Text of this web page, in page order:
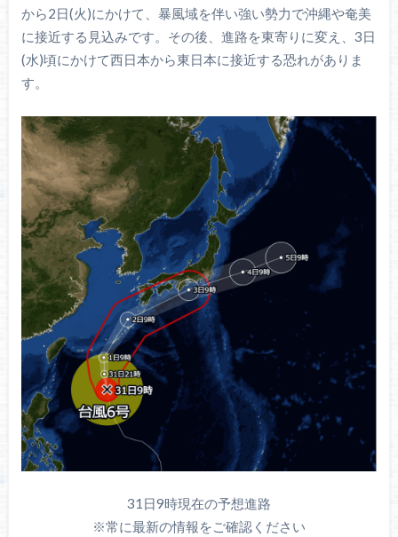
から2日(火)にかけて、暴風域を伴い強い勢力で沖縄や奄美
に接近する見込みです。その後、進路を東寄りに変え、3日
(水)頃にかけて西日本から東日本に接近する恐れがありま
す。
31日9時現在の予想進路
※常に最新の情報をご確認ください